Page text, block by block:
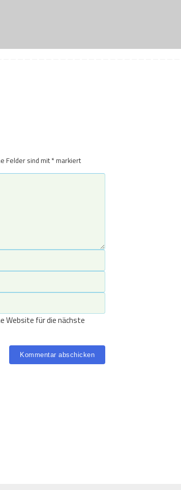
Felder sind mit* markiert
Website für die nächste